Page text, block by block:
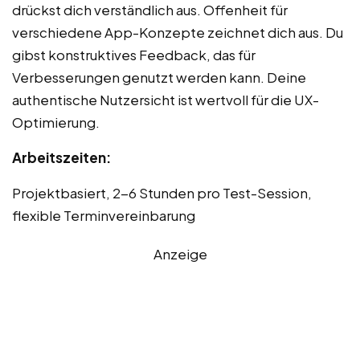
drückst dich verständlich aus. Offenheit für
verschiedene App-Konzepte zeichnet dich aus. Du
gibst konstruktives Feedback, das für
Verbesserungen genutzt werden kann. Deine
authentische Nutzersicht ist wertvoll für die UX-
Optimierung.
Arbeitszeiten:
Projektbasiert, 2-6 Stunden pro Test-Session,
flexible Terminvereinbarung
Anzeige